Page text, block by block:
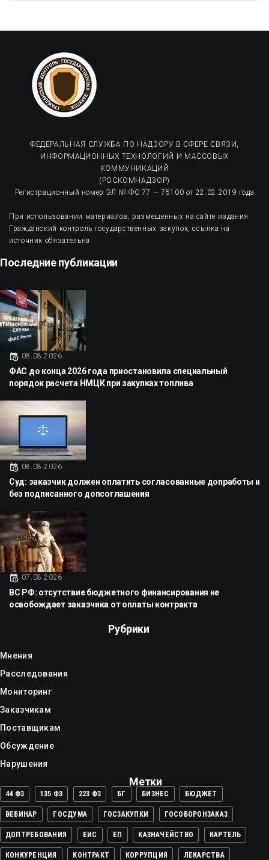
ФЕДЕРАЛЬНАЯ СЛУЖБА ПО НАДЗОРУ В СФЕРЕ СВЯЗИ,
ИНФОРМАЦИОННЫХ ТЕХНОЛОГИЙ И МАССОВЫХ
КОММУНИКАЦИЙ
(РОСКОМНАДЗОР)
Регистрационный номер ЭЛ № ФС 77 — 75100 от 22.02.2019 года
При использовании материалов, размещенных на сайте издания
Гражданский контроль государственных закупок, ссылка на
источник обязательна.
Последние публикации
08.08.2026
ФАС до конца 2026 года приостановила специальный
порядок расчета НМЦК при закупках топлива
08.08.2026
Суд: заказчик должен оплатить согласованные допработы и
без подписанного допсоглашения
07.08.2026
ВС РФ: отсутствие бюджетного финансирования не
освобождает заказчика от оплаты контракта
Рубрики
Мнения
Расследования
Мониторинг
Заказчикам
Поставщикам
Обсуждение
Нарушения
Метки
44 ФЗ 135 ФЗ 223 ФЗ БГ БИЗНЕС БЮДЖЕТ
ВЕБИНАР ГОСДУМА ГОСЗАКУПКИ ГОСОБОРОНЗАКАЗ
ДОПТРЕБОВАНИЯ ЕИС ЕП КАЗНАЧЕЙСТВО КАРТЕЛЬ
КОНКУРЕНЦИЯ КОНТРАКТ КОРРУПЦИЯ ЛЕКАРСТВА